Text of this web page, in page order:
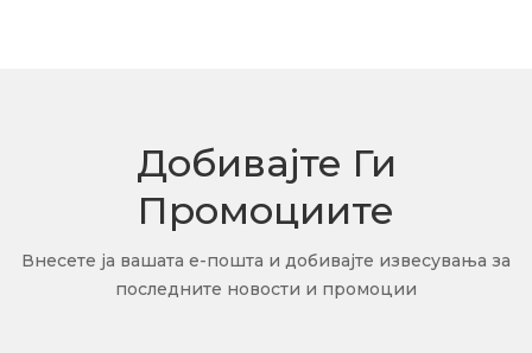
Добивајте Ги
Промоциите
Внесете ја вашата е-пошта и добивајте извесувања за
последните новости и промоции